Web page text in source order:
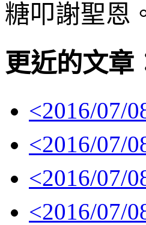
糖叩謝聖恩
更近的文章
<2016/07/
<2016/07/
<2016/07/
<2016/07/